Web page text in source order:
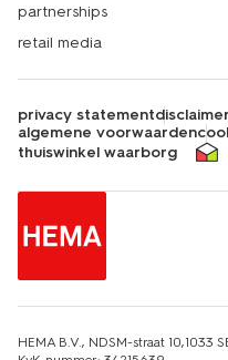
partnerships
retail media
privacy statementdisclaimer
algemene voorwaarden
thuiswinkel waarborg
HEMA B.V., NDSM-straat 10,1033